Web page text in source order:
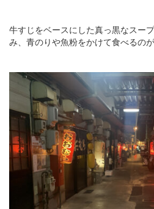
牛すじをベースにした真っ黒なスー
み、青のりや魚粉をかけて食べるのが